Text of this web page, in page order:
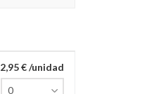
2,95 € /unidad